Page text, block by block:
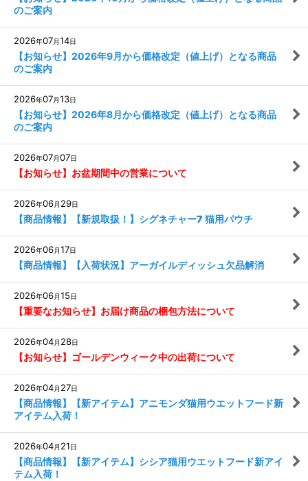
のご案内
2026年07月14日
【お知らせ】2026年9月から価格改定（値上げ）となる商品
のご案内
2026年07月13日
【お知らせ】2026年8月から価格改定（値上げ）となる商品
のご案内
2026年07月07日
【お知らせ】お盆期間中の営業について
2026年06月 29日
【商品情報】【新規取扱！】シグネチャー7 猫用パウチ
2026年06月17日
【商品情報】【入荷状況】アーガイルディッシュ欠品解消
2026年06月15日
【重要なお知らせ】お届け商品の梱包方法について
2026年04月 28日
【お知らせ】ゴールデンウィーク中の出荷について
2026年04月 27日
【商品情報】【新アイテム】アニモンダ猫用ウエットフード新
アイテム入荷！
2026年04月 21日
【商品情報】【新アイテム】シシア猫用ウエットフード新アイ
テム入荷！